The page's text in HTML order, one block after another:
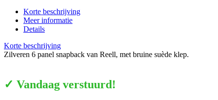
Korte beschrijving
Meer informatie
Details
Korte beschrijving
Zilveren 6 panel snapback van Reell, met bruine suède klep.
✓ Vandaag verstuurd!